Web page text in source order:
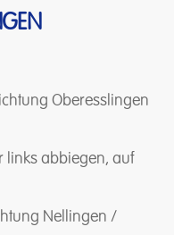
Oberesslingen
links abbiegen, auf
Nellingen /